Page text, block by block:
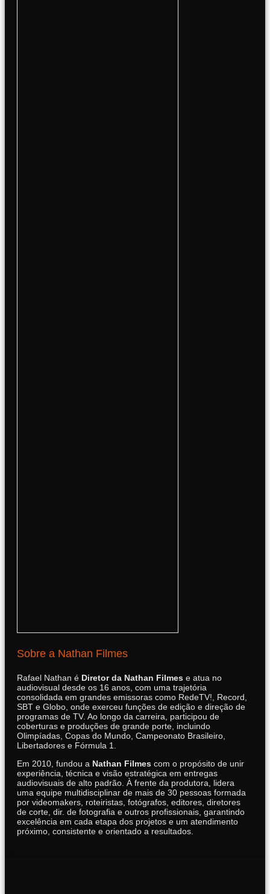
Sobre a Nathan Filmes
Rafael Nathan é Diretor da Nathan Filmes e atua no
audiovisual desde os 16 anos, com uma trajetória
consolidada em grandes emissoras como RedeTV!, Record,
SBT e Globo, onde exerceu funções de edição e direção de
programas de TV. Ao longo da carreira, participou de
coberturas e produções de grande porte, incluindo
Olimpíadas, Copas do Mundo, Campeonato Brasileiro,
Libertadores e Fórmula 1.
Em 2010, fundou a Nathan Filmes com o propósito de unir
experiência, técnica e visão estratégica em entregas
audiovisuais de alto padrão. À frente da produtora, lidera
uma equipe multidisciplinar de mais de 30 pessoas formada
por videomakers, roteiristas, fotógrafos, editores, diretores
de corte, dir. de fotografia e outros profissionais, garantindo
excelência em cada etapa dos projetos e um atendimento
próximo, consistente e orientado a resultados.